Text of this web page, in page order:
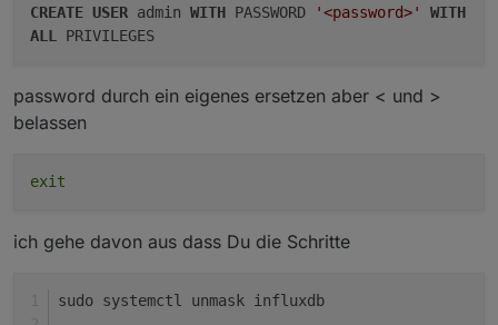
CREATE USER admin WITH PASSWORD '<password>'
WITH
ALL
PRIVILEGES
password durch ein eigenes ersetzen aber < und >
belassen
exit
ich gehe davon aus dass Du die Schritte
sudo systemctl unmask influxdb